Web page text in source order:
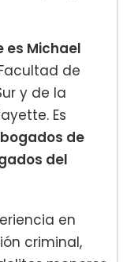
es Michael
de
y de la
Es
de
del
en
criminal,